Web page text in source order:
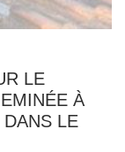
LE
À
LE